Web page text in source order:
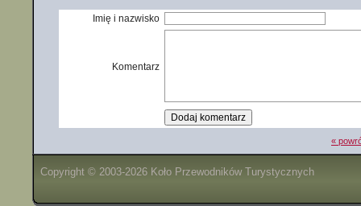
Imię i nazwisko
Komentarz
«
Copyright © 2003-2026 Koło Przewodników Turystycznych